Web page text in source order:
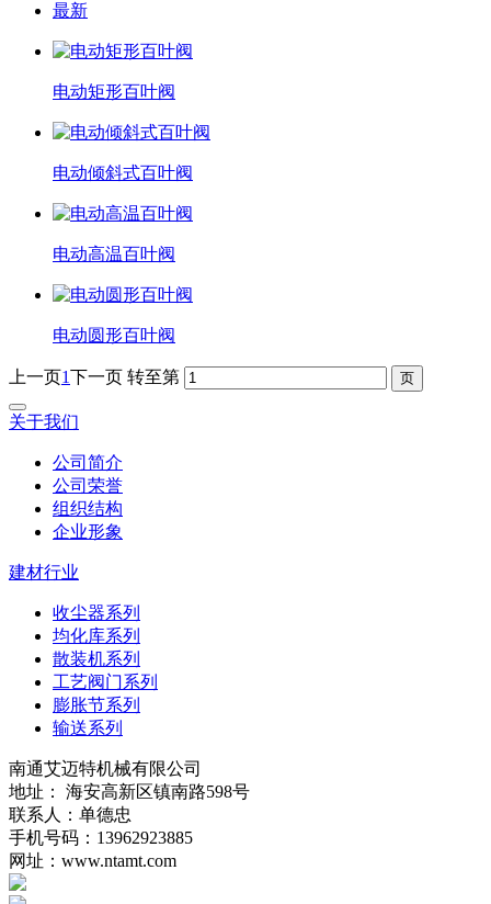
最新
电动矩形百叶阀
电动倾斜式百叶阀
电动高温百叶阀
电动圆形百叶阀
上一页1下一页 转至第
关于我们
公司简介
公司荣誉
组织结构
企业形象
建材行业
收尘器系列
均化库系列
散装机系列
工艺阀门系列
膨胀节系列
输送系列
南通艾迈特机械有限公司
地址： 海安高新区镇南路598号
联系人：单德忠
手机号码：13962923885
网址：www.ntamt.com